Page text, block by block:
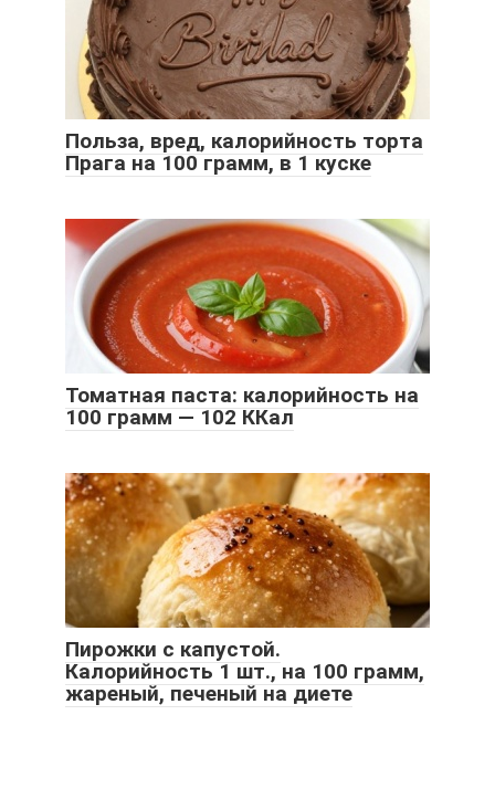
Польза, вред, калорийность торта
Прага на 100 грамм, в 1 куске
Томатная паста: калорийность на
100 грамм — 102 ККал
Пирожки с капустой.
Калорийность 1 шт., на 100 грамм,
жареный, печеный на диете